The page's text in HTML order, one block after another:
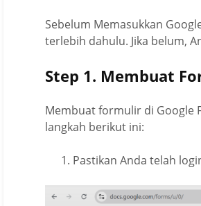
Sebelum Memasukkan
terlebih dahulu. Jika belum,
Step 1. Membuat
Membuat formulir di Google
langkah berikut ini:
Pastikan Anda telah